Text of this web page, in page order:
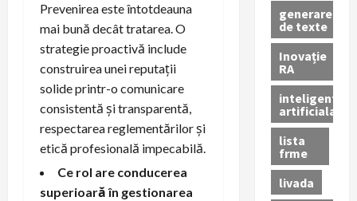
Prevenirea este întotdeauna
mai bună decât tratarea. O
strategie proactivă include
construirea unei reputații
solide printr-o comunicare
consistentă și transparentă,
respectarea reglementărilor și
etică profesională impecabilă.
Ce rol are conducerea
superioară în gestionarea
generare
de texte
Inovație
RA
inteligenta
artificiala
lista
frme
livada